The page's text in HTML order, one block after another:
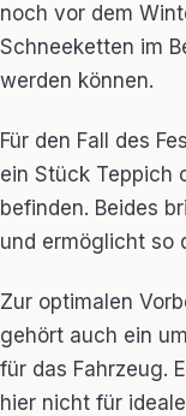
noch vor dem
Schneeketten im
werden können.
Für den Fall des
ein Stück Teppich
befinden. Beides
und ermöglicht so
Zur optimalen
gehört auch ein
für das Fahrzeug.
hier nicht für